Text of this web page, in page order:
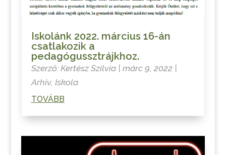
Iskolánk 2022. március 16-án
csatlakozik a
pedagógussztrájkhoz.
Szerző: Kertész Szilvia| márc 9, 2022|
Arhív, Iskola
TOVÁBB